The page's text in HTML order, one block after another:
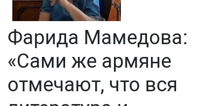
Фарида Мамедова:
«Сами же армяне
отмечают, что вся